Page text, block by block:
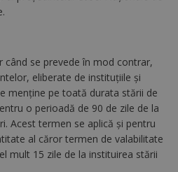
când se prevede în mod contrar,
eliberate de instituţiile şi
menţine pe toată durata stării de
o perioadă de 90 de zile de la
Acest termen se aplică și pentru
al căror termen de valabilitate
mult 15 zile de la instituirea stării